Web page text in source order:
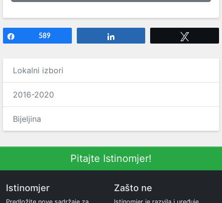
589
Lokalni izbori
2016-2020
Bijeljina
Pitajte Istinomjer!
Istinomjer Zašto ne